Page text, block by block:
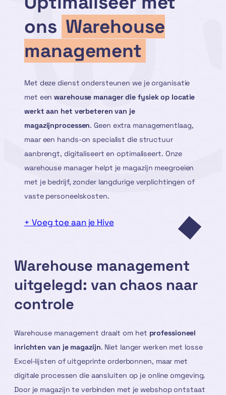
ons Warehouse
management
Met deze dienst ondersteunen we je organisatie
met eenwarehouse manager die fysiek op locatie
werkt aan het verbeteren van je
magazijnprocessen. Geen extra managementlaag,
maar een hands-on specialist die structuur
aanbrengt, digitaliseert en optimaliseert. Onze
warehouse manager helpt je magazijn meegroeien
met je bedrijf, zonder langdurige verplichtingen of
vaste personeelskosten.
+ Voeg toe aan je Hive
Warehouse management
uitgelegd: van chaos naar
controle
Warehouse management draait om het professioneel
inrichten van je magazijn. Niet langer werken met losse
Excel-lijsten of uitgeprinte orderbonnen, maar met
digitale processen die aansluiten op je online omgeving.
Door je magazijn te verbinden met je webshop ontstaat